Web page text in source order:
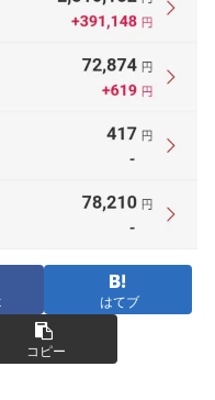
はてブ
コピー